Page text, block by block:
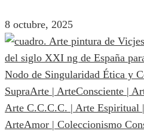
8 octubre, 2025